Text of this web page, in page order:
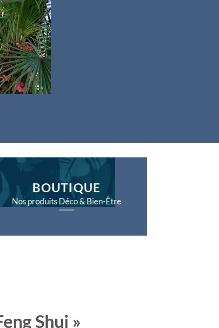
BOUTIQUE
Nos produits Déco & Bien-Être
Shui »